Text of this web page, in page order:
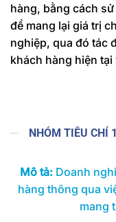
hàng, bằng cách
để mang lại giá trị
nghiệp, qua đó tác
khách hàng hiện
NHÓM TIÊU CHÍ
Mô tả: Doanh
hàng thông qua
mang